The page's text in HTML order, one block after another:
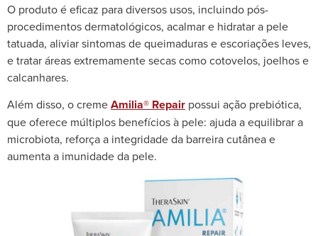
O produto é eficaz para diversos usos, incluindo pós-
procedimentos dermatológicos, acalmar e hidratar a pele
tatuada, aliviar sintomas de queimaduras e escoriações leves,
e tratar áreas extremamente secas como cotovelos, joelhos e
calcanhares.
Além disso, o cremeAmilia® Repair possui ação prebiótica,
que oferece múltiplos benefícios à pele: ajuda a equilibrar a
microbiota, reforça a integridade da barreira cutânea e
aumenta a imunidade da pele.